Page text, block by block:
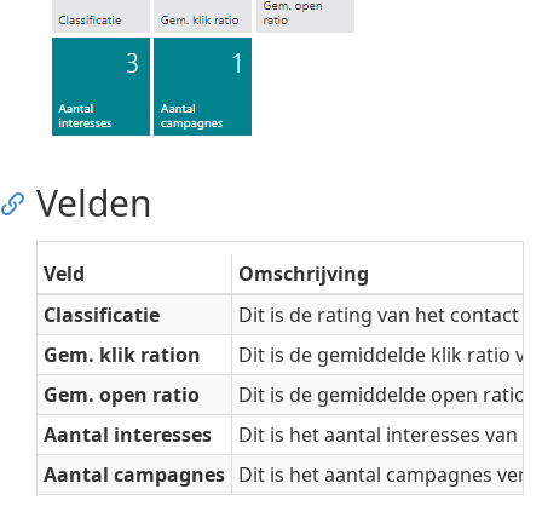
Velden
Veld
Omschrijving
Classificatie
Dit is de rating van het contact
Gem. klik ration
Dit is de gemiddelde klik ratio
Gem. open ratio
Dit is de gemiddelde open ratio
Aantal interesses
Dit is het aantal interesses van
Aantal campagnes Dit is het aantal campagnes